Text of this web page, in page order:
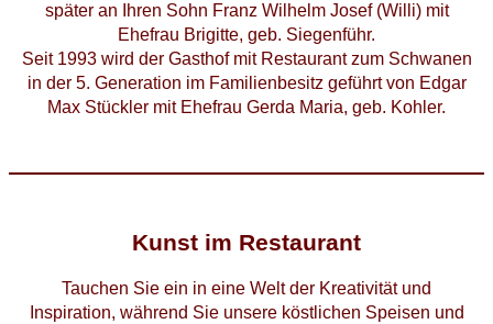
später an Ihren Sohn Franz Wilhelm Josef (Willi) mit
Ehefrau Brigitte, geb. Siegenführ.
Seit 1993 wird der Gasthof mit Restaurant zum Schwanen
in der 5. Generation im Familienbesitz geführt von Edgar
Max Stückler mit Ehefrau Gerda Maria, geb. Kohler.
Kunst im Restaurant
Tauchen Sie ein in eine Welt der Kreativität und
Inspiration, während Sie unsere köstlichen Speisen und